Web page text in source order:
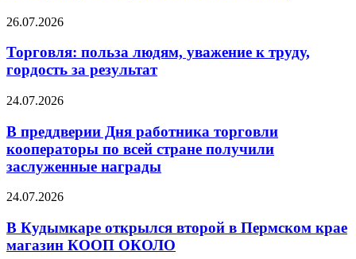
26.07.2026
Торговля: польза людям, уважение к труду,
гордость за результат
24.07.2026
В преддверии Дня работника торговли
кооператоры по всей стране получили
заслуженные награды
24.07.2026
В Кудымкаре открылся второй в Пермском крае
магазин КООП ОКОЛО